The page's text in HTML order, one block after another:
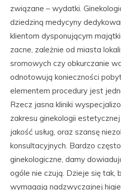
związane – wydatki.
dziedziną medycyny
klientom dysponującym
zacne, zależnie od miasta
sromowych czy obkurczanie
odnotowują konieczności
elementem procedury jest
Rzecz jasna kliniki
zakresu ginekologii
jakość usług, oraz szansę
konsultacyjnych. Bardzo
ginekologiczne, damy
ogóle nie czują. Dzieje się tak,
wymagają nadzwyczajnej